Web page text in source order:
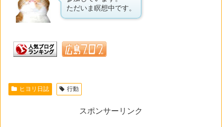
ただいま瞑想中です。
ヒヨリ日誌 行動
スポンサーリンク